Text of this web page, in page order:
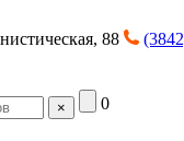
88
× 0